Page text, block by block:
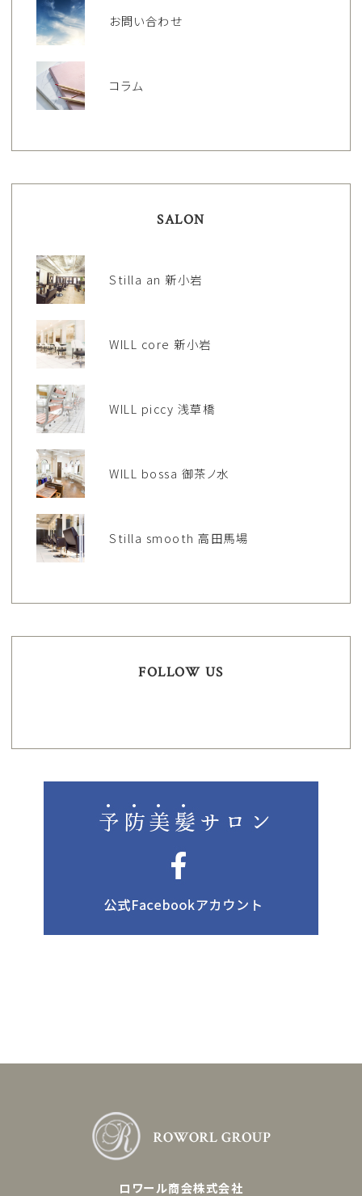
お問い合わせ
コラム
SALON
Stilla an 新小岩
WILL core 新小岩
WILL piccy 浅草橋
WILL bossa 御茶ノ水
Stilla smooth 高田馬場
FOLLOW US
ロワール商会株式会社